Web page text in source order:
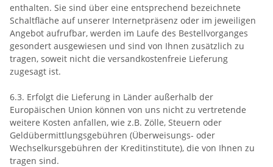
enthalten. Sie sind über eine entsprechend bezeichnete
Schaltfläche auf unserer Internetpräsenz oder im jeweiligen
Angebot aufrufbar, werden im Laufe des Bestellvorganges
gesondert ausgewiesen und sind von Ihnen zusätzlich zu
tragen, soweit nicht die versandkostenfreie Lieferung
zugesagt ist.
6.3. Erfolgt die Lieferung in Länder außerhalb der
Europäischen Union können von uns nicht zu vertretende
weitere Kosten anfallen, wie z.B. Zölle, Steuern oder
Geldübermittlungsgebühren (Überweisungs- oder
Wechselkursgebühren der Kreditinstitute), die von Ihnen zu
tragen sind.